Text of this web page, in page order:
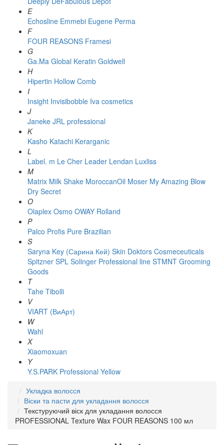
E
Echosline Emmebi Eugene Perma
F
FOUR REASONS Framesi
G
Ga.Ma Global Keratin Goldwell
H
Hipertin Hollow Comb
I
Insight Invisibobble Iva cosmetics
J
Janeke JRL professional
K
Kasho Katachi Kerarganic
L
Label. m Le Cher Leader Lendan Luxliss
M
Matrix Milk Shake MoroccanOil Moser My Amazing Blow
Dry Secret
O
Olaplex Osmo OWAY Rolland
P
Palco Profis Pure Brazilian
S
Saryna Key (Сарина Кей) Skin Doktors Cosmeceuticals
Spitzner SPL Solinger Professional line STMNT Grooming
Goods
T
Tahe Tibolli
V
VIART (ВиАрт)
W
Wahl
X
Xiaomoxuan
Y
Y.S.PARK Professional Yellow
Укладка волосся
Віски та пасти для укладання волосся
Текстуруючий віск для укладання волосся
PROFESSIONAL Texture Wax FOUR REASONS 100 мл